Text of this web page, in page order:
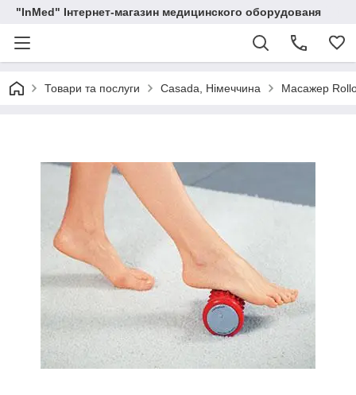
"InMed" Інтернет-магазин медицинского оборудованя
Товари та послуги Casada, Німеччина Масажер